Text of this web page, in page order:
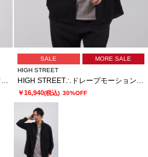
HIGH STREET∴ライトアムンゼンフロールプリントＳＨ
SALE
MORE SALE
HIGH STREET
HIGH STREET∴ドレープモーションオーバーシャツ
￥16,940(税込) 30%OFF